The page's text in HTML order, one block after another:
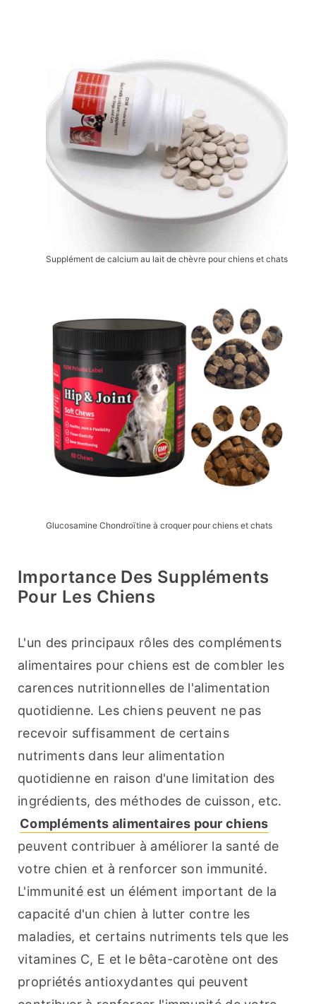
Supplément de calcium au lait de chèvre pour chiens et chats
Glucosamine Chondroïtine à croquer pour chiens et chats
Importance Des Suppléments
Pour Les Chiens
L'un des principaux rôles des compléments
alimentaires pour chiens est de combler les
carences nutritionnelles de l'alimentation
quotidienne. Les chiens peuvent ne pas
recevoir suffisamment de certains
nutriments dans leur alimentation
quotidienne en raison d'une limitation des
ingrédients, des méthodes de cuisson, etc.
Compléments alimentaires pour chiens
peuvent contribuer à améliorer la santé de
votre chien et à renforcer son immunité.
L'immunité est un élément important de la
capacité d'un chien à lutter contre les
maladies, et certains nutriments tels que les
vitamines C, E et le bêta-carotène ont des
propriétés antioxydantes qui peuvent